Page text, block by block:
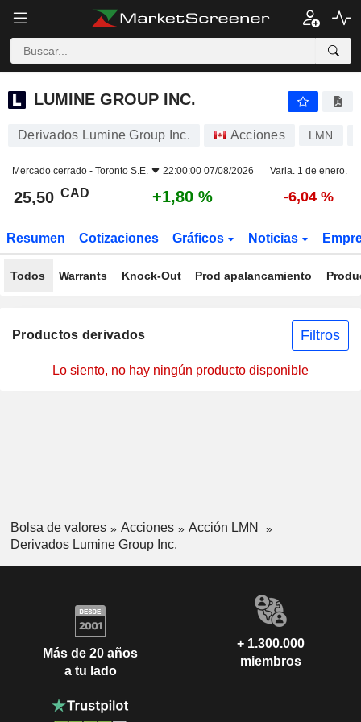
LUMINE GROUP INC.
LUMINE GROUP INC.
Derivados Lumine Group Inc. Acciones LMN
Mercado cerrado - Toronto S.E. 22:00:00 07/08/2026 Varia. 1 de enero.
25,50 CAD +1,80 % -6,04 %
Resumen Cotizaciones Gráficos Noticias
Todos Warrants Knock-Out Prod apalancamiento
Productos derivados Filtros
Lo siento, no hay ningún producto disponible
Bolsa de valores Acciones
Acción LMN
Derivados Lumine Group Inc.
Más de 20 años
a tu lado
+ 1.300.000
miembros